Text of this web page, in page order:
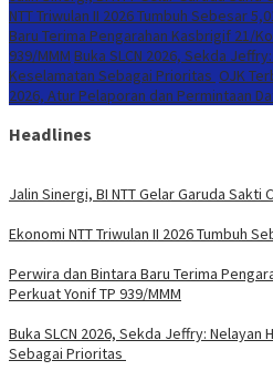
NTT Triwulan II 2026 Tumbuh Sebesar
Baru Terima Pengarahan Kasbrigif 21/
939/MMM Buka SLCN 2026, Sekda
Keselamatan Sebagai Prioritas OJK
2026, Atur Pelaporan dan Permintaan
Headlines
Jalin Sinergi, BI NTT Gelar Garuda Sakti
Ekonomi NTT Triwulan II 2026 Tumbuh
Perwira dan Bintara Baru Terima
Perkuat Yonif TP 939/MMM
Buka SLCN 2026, Sekda Jeffry: Nelayan
Sebagai Prioritas